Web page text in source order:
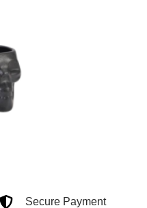
Secure Payment